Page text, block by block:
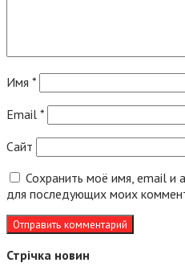
Имя *
Email *
Сайт
Сохранить моё имя, email и
для последующих моих
Стрічка новин